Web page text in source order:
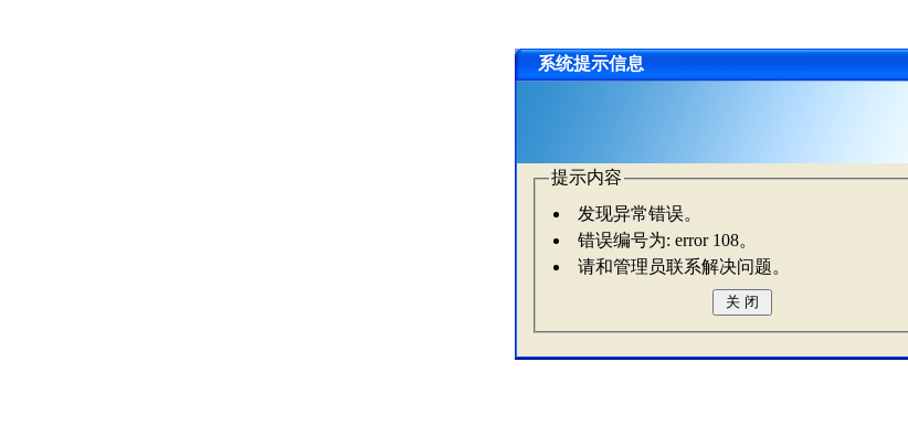
系统提示信息
提示内容
发现异常错误。
错误编号为: error 108。
请和管理员联系解决问题。